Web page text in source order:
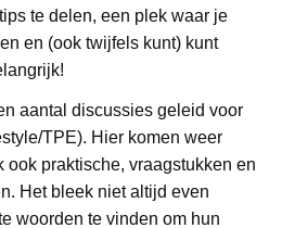
te delen, een plek waar je
en (ook twijfels kunt) kunt
aantal discussies geleid voor
TPE). Hier komen weer
ook praktische, vraagstukken en
Het bleek niet altijd even
woorden te vinden om hun